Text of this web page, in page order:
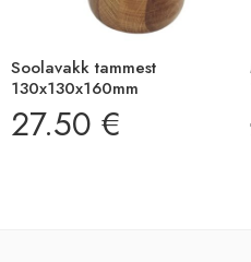
Soolavakk tammest
130x130x160mm
27.50 €